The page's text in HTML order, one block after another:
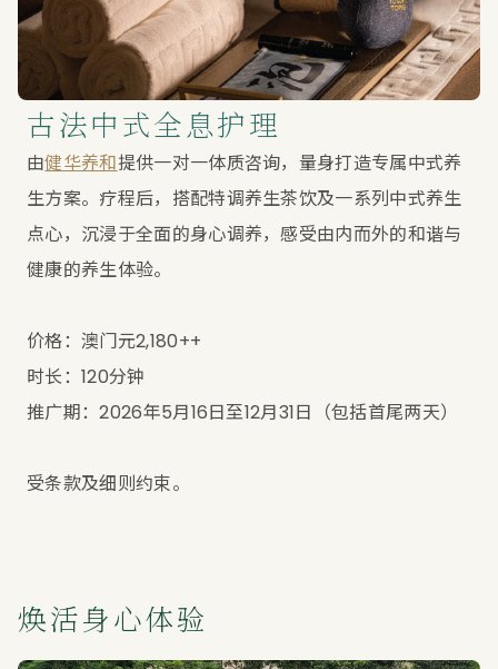
古法中式全息护理
由健华养和提供一对一体质咨询，量身打造专属中式养
生方案。疗程后，搭配特调养生茶饮及一系列中式养生
点心，沉浸于全面的身心调养，感受由内而外的和谐与
健康的养生体验。
价格：澳门元2,180++
时长：120分钟
推广期：2026年5月16日至12月31日（包括首尾两天）
受条款及细则约束。
焕活身心体验